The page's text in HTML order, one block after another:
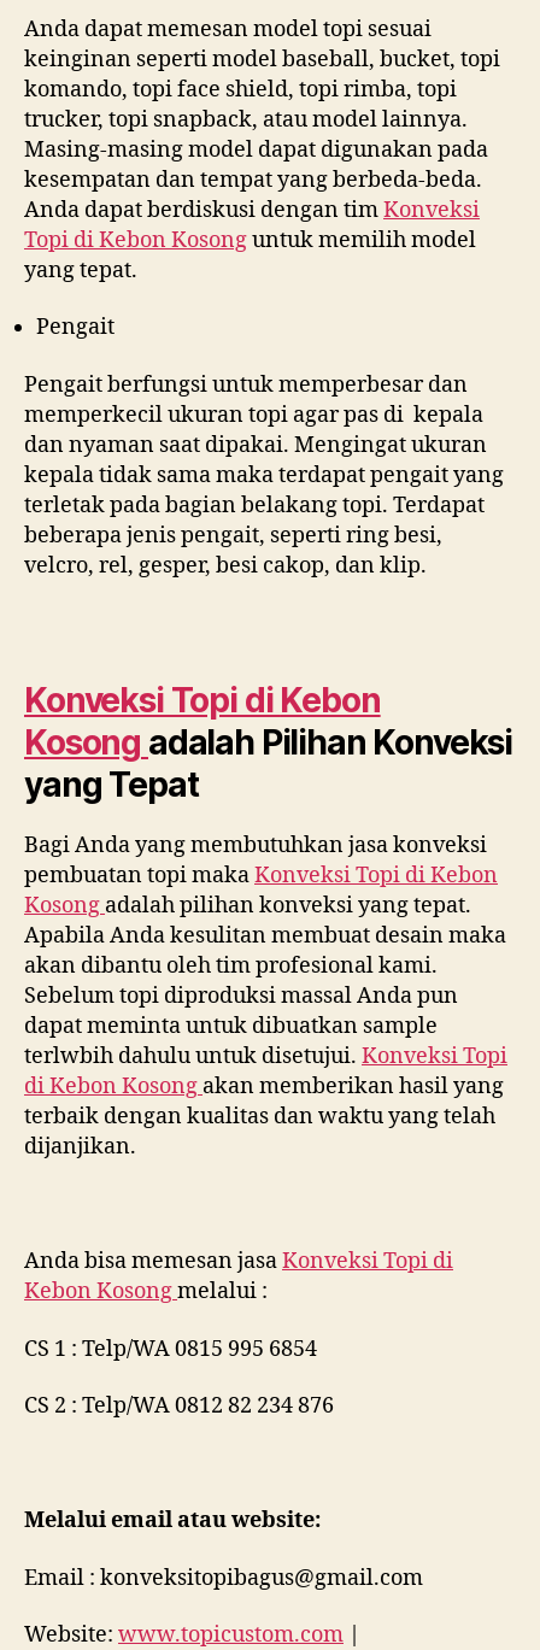
Anda dapat memesan model topi sesuai
keinginan seperti model baseball, bucket, topi
komando, topi face shield, topi rimba, topi
trucker, topi snapback, atau model lainnya.
Masing-masing model dapat digunakan pada
kesempatan dan tempat yang berbeda-beda.
Anda dapat berdiskusi dengan timKonveksi
Topi diKebon Kosonguntuk memilih model
yang tepat.
Pengait
Pengait berfungsi untuk memperbesar dan
memperkecil ukuran topi agar pas di kepala
dan nyaman saat dipakai. Mengingat ukuran
kepala tidak sama maka terdapat pengait yang
terletak pada bagian belakang topi. Terdapat
beberapa jenis pengait, seperti ring besi,
velcro, rel, gesper, besi cakop, dan klip.
Konveksi Topi di Kebon
Kosong adalah Pilihan Konveksi
yang Tepat
Bagi Anda yang membutuhkan jasa konveksi
pembuatan topi makaKonveksi Topi diKebon
Kosong adalah pilihan konveksi yang tepat.
Apabila Anda kesulitan membuat desain maka
akan dibantu oleh tim profesional kami.
Sebelum topi diproduksi massal Anda pun
dapat meminta untuk dibuatkan sample
terlwbih dahulu untuk disetujui. Konveksi Topi
diKebon Kosong akan memberikan hasil yang
terbaik dengan kualitas dan waktu yang telah
dijanjikan.
Anda bisa memesan jasaKonveksi Topi di
Kebon Kosongmelalui :
CS 1 : Telp/WA 0815 995 6854
CS 2 : Telp/WA 0812 82 234 876
Melalui email atau website:
Email : konveksitopibagus@gmail.com
Website: www.topicustom.com